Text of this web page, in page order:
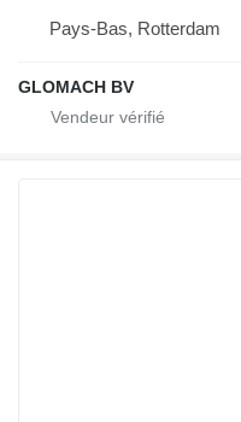
Pays-Bas, Rotterdam
GLOMACH BV